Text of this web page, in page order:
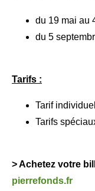
du 19 mai au
du 5
Tarifs :
Tarif
Tarifs
> Achetez votre
pierrefonds.fr